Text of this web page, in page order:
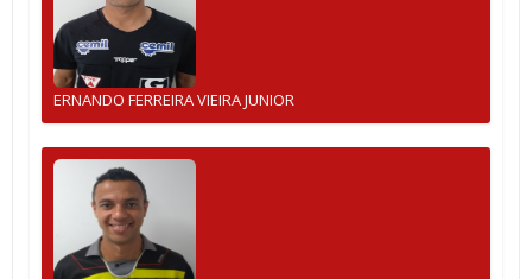
ERNANDO FERREIRA VIEIRA JUNIOR